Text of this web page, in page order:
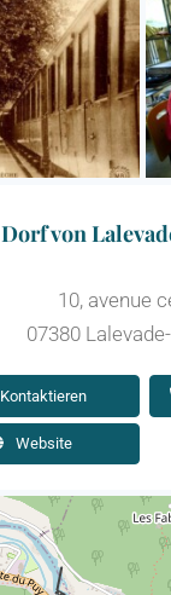
Dorf von
10, avenue
07380
Kontaktieren
Website